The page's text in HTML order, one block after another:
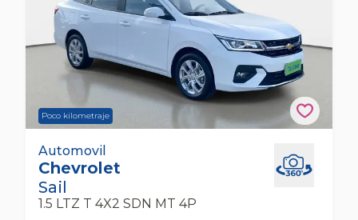
Poco kilometraje
Chevrolet Sail 1.5 Ltz T 4x2 Sdn Mt 4p
Automovil
Automovil
Chevrolet
Sail
1.5 LTZ T 4X2 SDN MT 4P